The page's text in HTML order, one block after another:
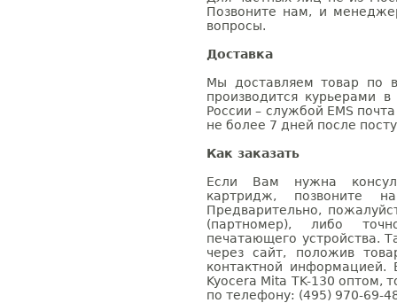
Позвоните нам, и
вопросы.
Доставка
Мы доставляем товар по
производится курьерами
России – службой EMS
не более 7 дней после
Как заказать
Если Вам нужна
картридж, позвоните
Предварительно,
(партномер), либо
печатающего устройства.
через сайт, положив
контактной информацией.
Kyocera Mita TK-130
по телефону: (495) 970-69-